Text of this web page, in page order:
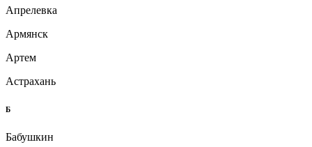
Апрелевка
Армянск
Артем
Астрахань
Б
Бабушкин